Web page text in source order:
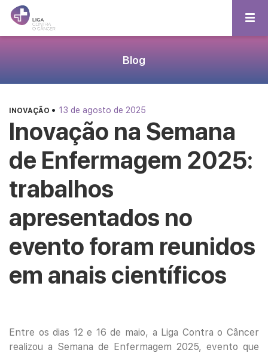
Blog
INOVAÇÃO • 13 de agosto de 2025
Inovação na Semana
de Enfermagem 2025:
trabalhos
apresentados no
evento foram reunidos
em anais científicos
Entre os dias 12 e 16 de maio, a Liga Contra o Câncer
realizou a Semana de Enfermagem 2025, evento que